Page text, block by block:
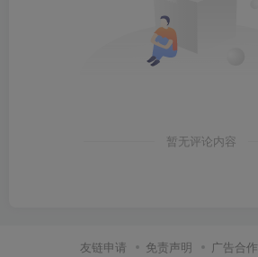
暂无评论内容
友链申请 免责声明 广告合作